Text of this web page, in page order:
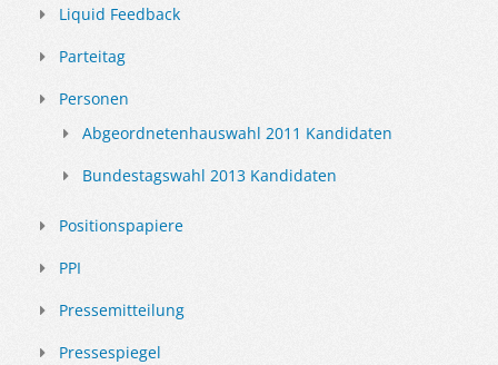
Liquid Feedback
Parteitag
Personen
Abgeordnetenhauswahl 2011 Kandidaten
Bundestagswahl 2013 Kandidaten
Positionspapiere
PPI
Pressemitteilung
Pressespiegel